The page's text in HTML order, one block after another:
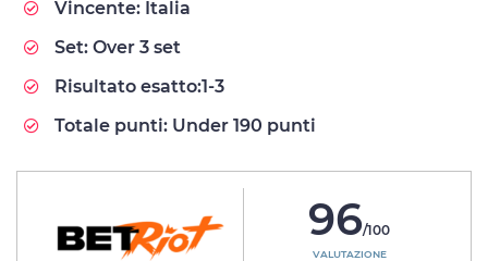
Vincente: Italia
Set: Over 3 set
Risultato esatto:1-3
Totale punti: Under 190 punti
96/100
VALUTAZIONE